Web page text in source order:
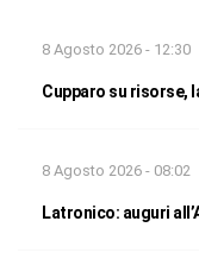
8 Agosto 2026 - 12:30
Cupparo su risorse,
8 Agosto 2026 - 08:02
Latronico: auguri